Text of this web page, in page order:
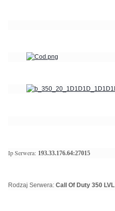
Ip Serwera: 193.33.176.64:27015
Rodzaj Serwera: Call Of Duty 350 LVL